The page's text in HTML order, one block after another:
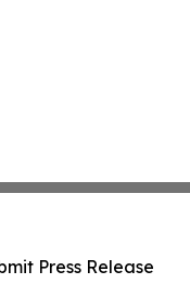
Press Release